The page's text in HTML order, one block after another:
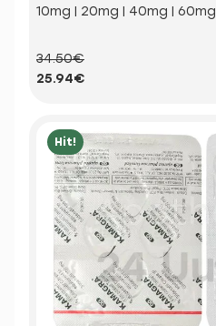
10mg | 20mg | 40mg | 60mg
34.50€
25.94€
Hit!